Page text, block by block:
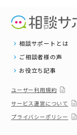
相談サポートとは
ご相談者様の声
お役立ち記事
ユーザー利用規約
サービス運営について
プライバシーポリシー